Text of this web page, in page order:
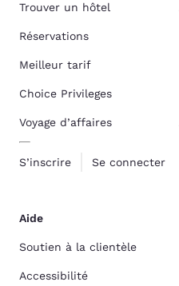
Trouver un hôtel
Réservations
Meilleur tarif
Choice Privileges
Voyage d’affaires
S’inscrire Se connecter
Aide
Soutien à la clientèle
Accessibilité